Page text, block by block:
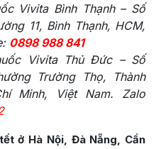
Vivita Bình Thạnh – Số
11, Bình Thạnh, HCM,
0898 988 841
Vivita Thủ Đức – Số
Trường Thọ, Thành
Minh, Việt Nam. Zalo
ở Hà Nội, Đà Nẵng, Cần